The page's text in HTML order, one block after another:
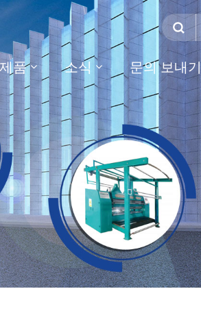
제품 소식 문의 보내기